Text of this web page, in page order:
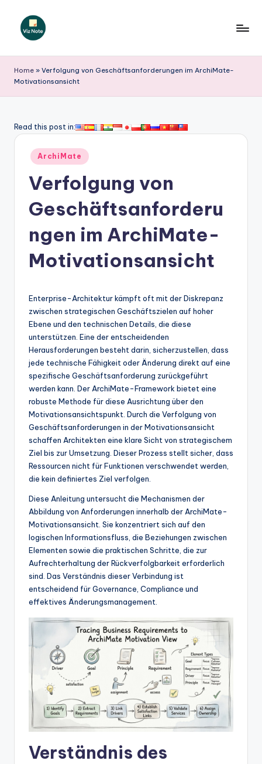
iz
N
t
A
In
si
&
S
o
ft
w
tr
U
p
Home » Verfolgung von Geschäftsanforderungen im ArchiMate-
Motivationsansicht
Read this post in:
Posted
in
ArchiMate
Verfolgung von
Geschäftsanforderu
ngen im ArchiMate-
Motivationsansicht
Enterprise-Architektur kämpft oft mit der Diskrepanz
zwischen strategischen Geschäftszielen auf hoher
Ebene und den technischen Details, die diese
unterstützen. Eine der entscheidenden
Herausforderungen besteht darin, sicherzustellen, dass
jede technische Fähigkeit oder Änderung direkt auf eine
spezifische Geschäftsanforderung zurückgeführt
werden kann. Der ArchiMate-Framework bietet eine
robuste Methode für diese Ausrichtung über den
Motivationsansichtspunkt. Durch die Verfolgung von
Geschäftsanforderungen in der Motivationsansicht
schaffen Architekten eine klare Sicht von strategischem
Ziel bis zur Umsetzung. Dieser Prozess stellt sicher, dass
Ressourcen nicht für Funktionen verschwendet werden,
die kein definiertes Ziel verfolgen.
Diese Anleitung untersucht die Mechanismen der
Abbildung von Anforderungen innerhalb der ArchiMate-
Motivationsansicht. Sie konzentriert sich auf den
logischen Informationsfluss, die Beziehungen zwischen
Elementen sowie die praktischen Schritte, die zur
Aufrechterhaltung der Rückverfolgbarkeit erforderlich
sind. Das Verständnis dieser Verbindung ist
entscheidend für Governance, Compliance und
effektives Änderungsmanagement.
Verständnis des